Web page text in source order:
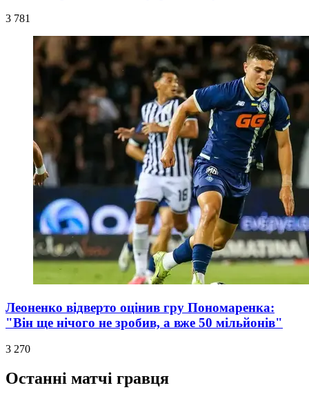
3 781
Леоненко відверто оцінив гру Пономаренка:
"Він ще нічого не зробив, а вже 50 мільйонів"
3 270
Останні матчі гравця